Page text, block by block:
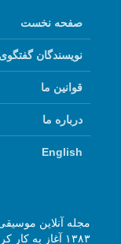
صفحه نخست
نویسندگان
قوانین ما
درباره ما
English
۱۳۸۳ آغاز به